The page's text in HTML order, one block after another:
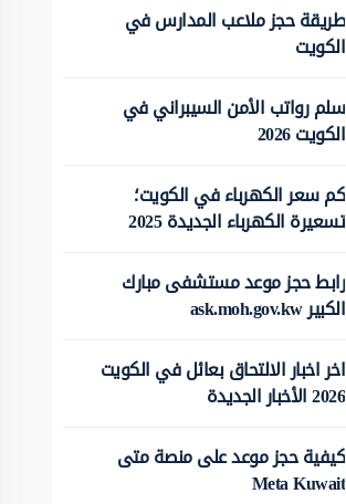
طريقة حجز ملاعب المدارس في
الكويت
سلم رواتب الأمن السيبراني في
الكويت 2026
كم سعر الكهرباء في الكويت؛
تسعيرة الكهرباء الجديدة 2025
رابط حجز موعد مستشفى مبارك
الكبير ask.moh.gov.kw
اخر اخبار الالتحاق بعائل في الكويت
2026 الأخبار الجديدة
كيفية حجز موعد على منصة متى
Meta Kuwait